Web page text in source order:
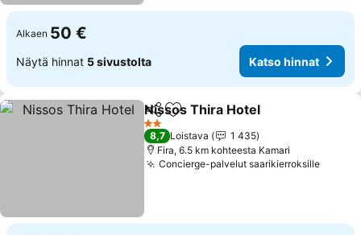
Alkaen 50 €
Näytä hinnat 5 sivustolta Katso hinnat
Jaa Lisää suosikkeihin
Nissos Thira Hotel
2 Tähtiluokitus
8,7 Loistava
1 435
Fira, 6.5 km kohteesta Kamari
Concierge-palvelut saarikierroksilleKatso